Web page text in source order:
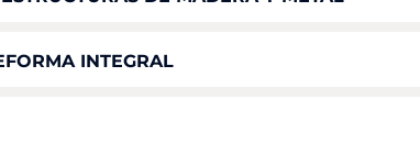
INTEGRAL